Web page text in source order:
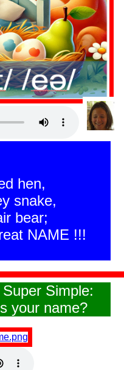
hen,
snake,
bear;
NAME !!!
Simple:
your name?